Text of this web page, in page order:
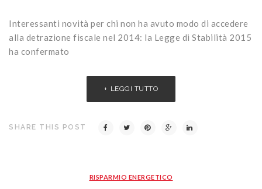
Interessanti novità per chi non ha avuto modo di accedere
alla detrazione fiscale nel 2014: la Legge di Stabilità 2015
ha confermato
LEGGI TUTTO
SHARE THIS POST
RISPARMIO ENERGETICO